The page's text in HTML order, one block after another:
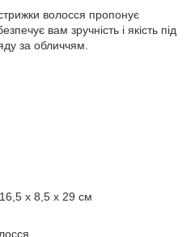
волосся пропонує
вам зручність і якість під
за обличчям.
х 8,5 х 29 см